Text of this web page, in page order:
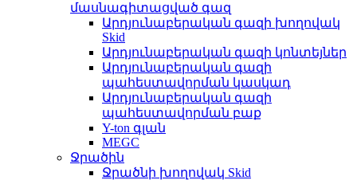
մասնագիտացված գազ
Արդյունաբերական գազի խողովակ
Skid
Արդյունաբերական գազի կոնտեյներ
Արդյունաբերական գազի
պահեստավորման կասկադ
Արդյունաբերական գազի
պահեստավորման բաք
Y-ton գլան
MEGC
Ջրածին
Ջրածնի խողովակ Skid